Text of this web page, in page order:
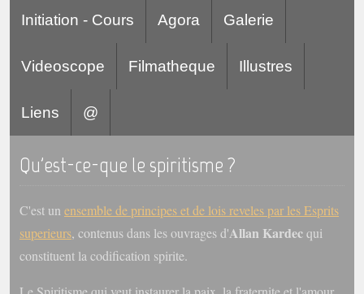
Initiation - Cours Agora Galerie
Videoscope Filmatheque Illustres
Liens @
Qu'est-ce-que le spiritisme ?
C'est un ensemble de principes et de lois reveles par les Esprits
superieurs, contenus dans les ouvrages d'Allan Kardecqui
constituent la codification spirite.